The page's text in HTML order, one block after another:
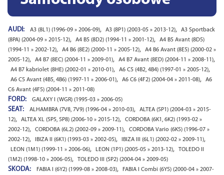
AUDI: A3 (8L1) (1996-09 » 2006-09), A3 (8P1) (2003-05 » 2013-12),
A3 Sportback
(8PA) (2004-09 » 2015-12), A4 B5 (8D2) (1994-11 » 2001-12),
A4 B5 Avant (8D5)
(1994-11 » 2002-12), A4 B6 (8E2) (2000-11 » 2005-12),
A4 B6 Avant (8E5) (2000-02 »
2005-12), A4 B7 (8EC) (2004-11 » 2009-01), A4 B7 Avant (8ED) (2004-11 » 2008-11),
A4 B7 kabriolet (8HE) (2002-01 » 2010-01), A6 C5 (4B2, 4B4) (1997-01 » 2005-12),
A6 C5 Avant (4B5, 4B6) (1997-11 » 2006-01), A6 C6 (4F2) (2004-04 » 2011-08),
A6
C6 Avant (4F5) (2004-11 » 2011-08)
FORD: GALAXY I (WGR) (1995-03 » 2006-05)
SEAT: ALHAMBRA (7V8, 7V9) (1996-04 » 2010-03),
ALTEA (5P1) (2004-03 » 2015-
12), ALTEA XL (5P5, 5P8) (2006-10 » 2015-12),
CORDOBA (6K1, 6K2) (1993-02 »
2002-12), CORDOBA (6L2) (2002-09 » 2009-11),
CORDOBA Vario (6K5) (1996-07 »
2002-12), IBIZA II (6K1) (1993-03 » 2002-05), IBIZA III (6L1) (2002-02 » 2009-11),
LEON (1M1) (1999-11 » 2006-06), LEON (1P1) (2005-05 » 2013-12),
TOLEDO II
(1M2) (1998-10 » 2006-05), TOLEDO III (5P2) (2004-04 » 2009-05)
SKODA: FABIA I (6Y2) (1999-08 » 2008-03),
FABIA I Combi (6Y5) (2000-04 » 2007-